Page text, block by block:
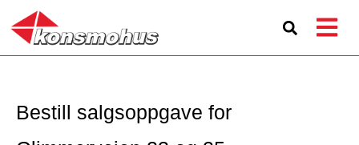
Bestill salgsoppgave for